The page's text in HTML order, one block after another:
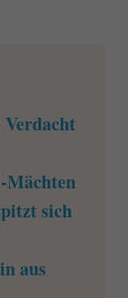
Mächten
sich
aus